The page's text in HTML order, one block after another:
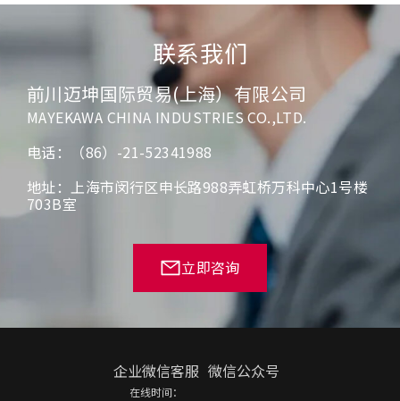
联系我们
前川迈坤国际贸易(上海）有限公司
MAYEKAWA CHINA INDUSTRIES CO.,LTD.
电话：（86）-21-52341988
地址：上海市闵行区申长路988弄虹桥万科中心1号楼
703B室
立即咨询
企业微信客服
在线时间：
微信公众号